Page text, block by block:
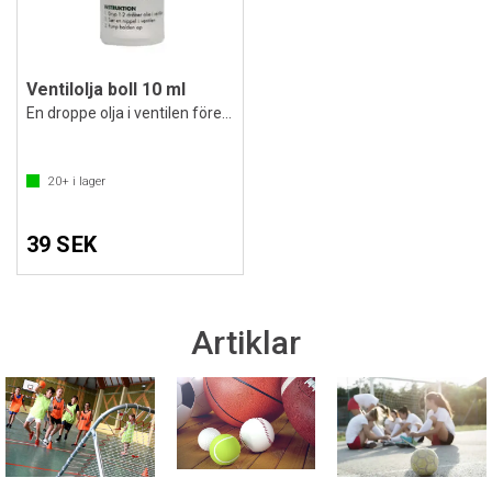
Ventilolja boll 10 ml
20+ i lager
39 SEK
Artiklar